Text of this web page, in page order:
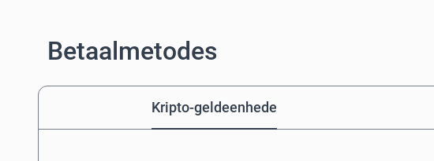
Betaalmetodes
Kripto-geldeenhede